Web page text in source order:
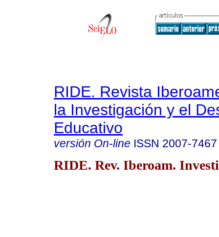
RIDE. Revista
la Investigación y el
Educativo
versión On-line ISSN 2007-7467
RIDE. Rev. Iberoam.